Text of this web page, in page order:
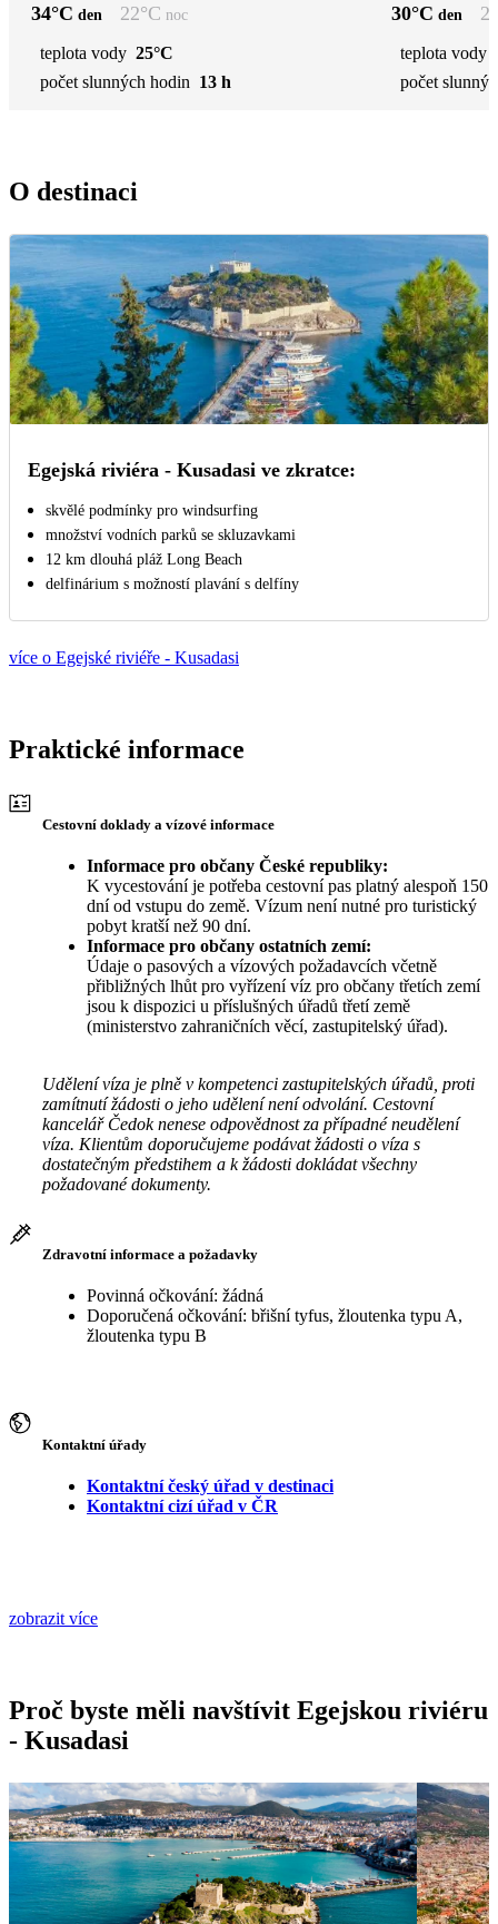
34°C den 22°C noc
teplota vody 25°C
počet slunných hodin 13 h
30°C den
teplota vody
počet
O destinaci
Egejská riviéra - Kusadasi ve zkratce:
skvělé podmínky pro windsurfing
množství vodních parků se skluzavkami
12 km dlouhá pláž Long Beach
delfinárium s možností plavání s delfíny
více o Egejské riviéře - Kusadasi
Praktické informace
Cestovní doklady a vízové informace
Informace pro občany České republiky:
K vycestování je potřeba cestovní pas platný alespoň 150
dní od vstupu do země. Vízum není nutné pro turistický
pobyt kratší než 90 dní.
Informace pro občany ostatních zemí:
Údaje o pasových a vízových požadavcích včetně
přibližných lhůt pro vyřízení víz pro občany třetích zemí
jsou k dispozici u příslušných úřadů třetí země
(ministerstvo zahraničních věcí, zastupitelský úřad).
Udělení víza je plně v kompetenci zastupitelských úřadů, proti
zamítnutí žádosti o jeho udělení není odvolání. Cestovní
kancelář Čedok nenese odpovědnost za případné neudělení
víza. Klientům doporučujeme podávat žádosti o víza s
dostatečným předstihem a k žádosti dokládat všechny
požadované dokumenty.
Zdravotní informace a požadavky
Povinná očkování: žádná
Doporučená očkování: břišní tyfus, žloutenka typu A,
žloutenka typu B
Kontaktní úřady
Kontaktní český úřad v destinaci
Kontaktní cizí úřad v ČR
zobrazit více
Proč byste měli navštívit Egejskou riviéru
- Kusadasi